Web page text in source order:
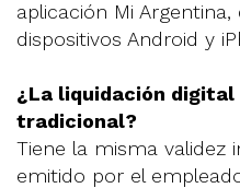
aplicación Mi Argentina,
dispositivos Android y
¿La liquidación
tradicional?
Tiene la misma validez
emitido por el